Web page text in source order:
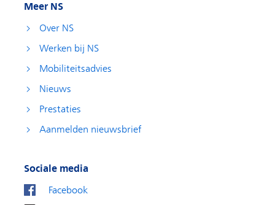
Meer NS
Over NS
Werken bij NS
Mobiliteitsadvies
Nieuws
Prestaties
Aanmelden nieuwsbrief
Sociale media
Facebook